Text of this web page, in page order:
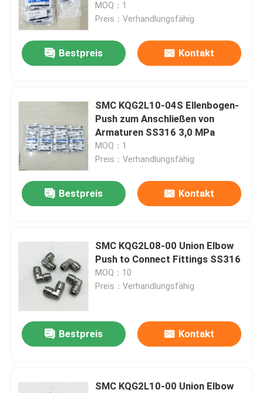
MOQ：1
Preis：Verhandlungsfähig
Bestpreis Kontakt
SMC KQG2L10-04S Ellenbogen-
Push zum Anschließen von
Armaturen SS316 3,0 MPa
MOQ：1
Preis：Verhandlungsfähig
Bestpreis Kontakt
SMC KQG2L08-00 Union Elbow
Push to Connect Fittings SS316
MOQ：10
Preis：Verhandlungsfähig
Bestpreis Kontakt
SMC KQG2L10-00 Union Elbow